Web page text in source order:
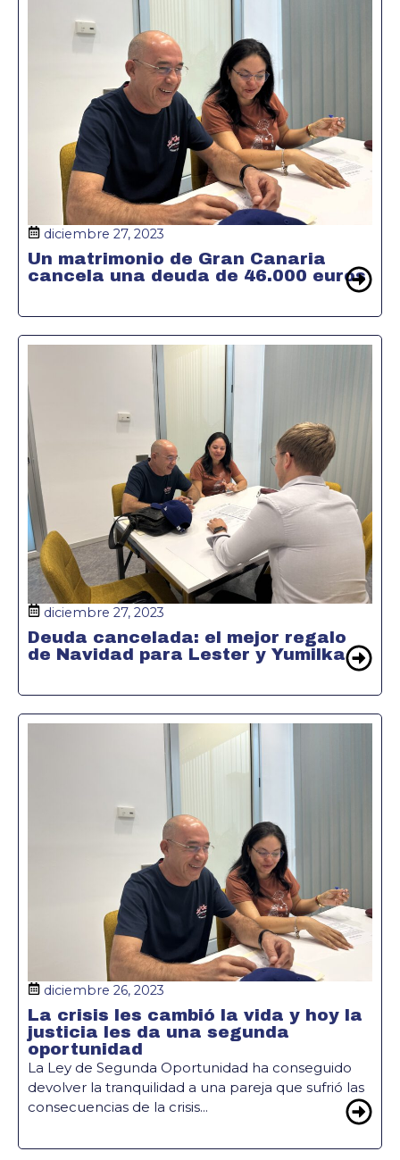
diciembre 27, 2023
Un matrimonio de Gran Canaria
cancela una deuda de 46.000 euros
diciembre 27, 2023
Deuda cancelada: el mejor regalo
de Navidad para Lester y Yumilka
diciembre 26, 2023
La crisis les cambió la vida y hoy la
justicia les da una segunda
oportunidad
La Ley de Segunda Oportunidad ha conseguido
devolver la tranquilidad a una pareja que sufrió las
consecuencias de la crisis...